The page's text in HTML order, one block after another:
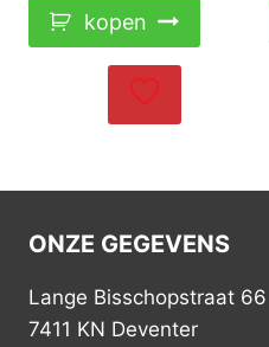
kopen
ONZE GEGEVENS
Lange Bisschopstraat 66
7411 KN Deventer